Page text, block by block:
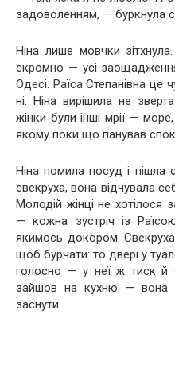
задоволенням, — буркнула
Ніна лише мовчки
скромно — усі
Одесі. Раїса Степанівна
ні. Ніна вирішила не
жінки були інші мрії —
якому поки що панував
Ніна помила посуд і пішла
свекруха, вона відчувала
Молодій жінці не хотілося
— кожна зустріч із
якимось докором.
щоб бурчати: то двері у
голосно — у неї ж тиск й
зайшов на кухню — вона
заснути.